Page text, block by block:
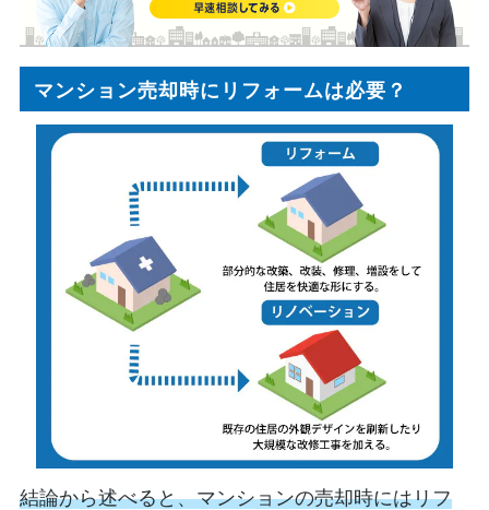
マンション売却時にリフォームは必要？
結論から述べると、マンションの売却時にはリフ